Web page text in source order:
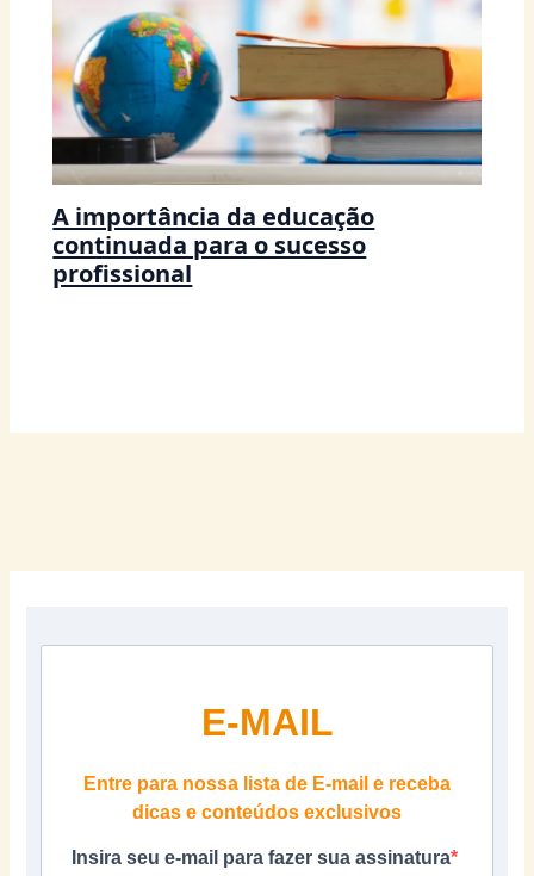
A importância da educação
continuada para o sucesso
profissional
E-MAIL
Entre para nossa lista de E-mail e receba
dicas e conteúdos exclusivos
Insira seu e-mail para fazer sua assinatura